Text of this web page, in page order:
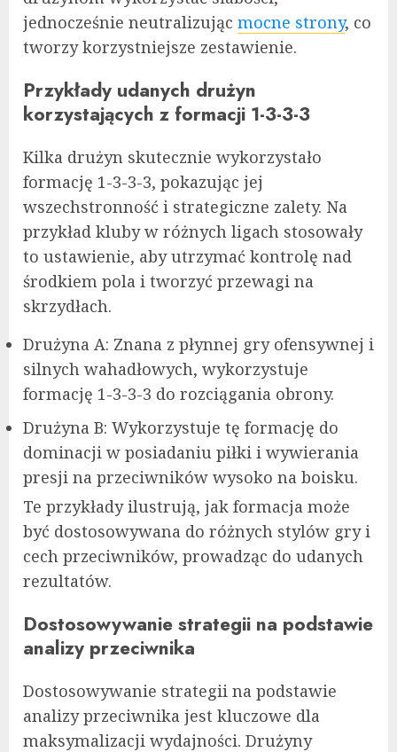
jednocześnie neutralizując mocne strony, co
tworzy korzystniejsze zestawienie.
Przykłady udanych drużyn
korzystających z formacji 1-3-3-3
Kilka drużyn skutecznie wykorzystało
formację 1-3-3-3, pokazując jej
wszechstronność i strategiczne zalety. Na
przykład kluby w różnych ligach stosowały
to ustawienie, aby utrzymać kontrolę nad
środkiem pola i tworzyć przewagi na
skrzydłach.
Drużyna A: Znana z płynnej gry ofensywnej i
silnych wahadłowych, wykorzystuje
formację 1-3-3-3 do rozciągania obrony.
Drużyna B: Wykorzystuje tę formację do
dominacji w posiadaniu piłki i wywierania
presji na przeciwników wysoko na boisku.
Te przykłady ilustrują, jak formacja może
być dostosowywana do różnych stylów gry i
cech przeciwników, prowadząc do udanych
rezultatów.
Dostosowywanie strategii na podstawie
analizy przeciwnika
Dostosowywanie strategii na podstawie
analizy przeciwnika jest kluczowe dla
maksymalizacji wydajności. Drużyny